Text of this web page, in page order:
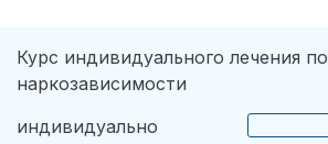
Курс индивидуального лечения
наркозависимости
индивидуально